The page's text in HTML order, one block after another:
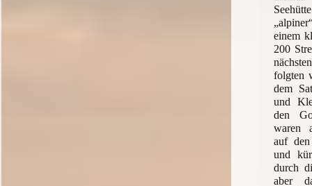
einem
200
folgten
dem
und
den
waren
auf
und
durch
aber